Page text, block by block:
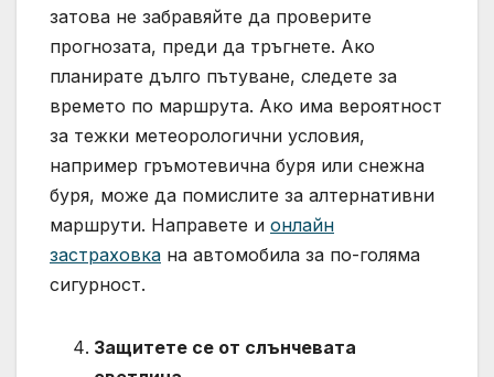
затова не забравяйте да проверите
прогнозата, преди да тръгнете. Ако
планирате дълго пътуване, следете за
времето по маршрута. Ако има вероятност
за тежки метеорологични условия,
например гръмотевична буря или снежна
буря, може да помислите за алтернативни
маршрути. Направете и онлайн
застраховка на автомобила за по-голяма
сигурност.
Защитете се от слънчевата